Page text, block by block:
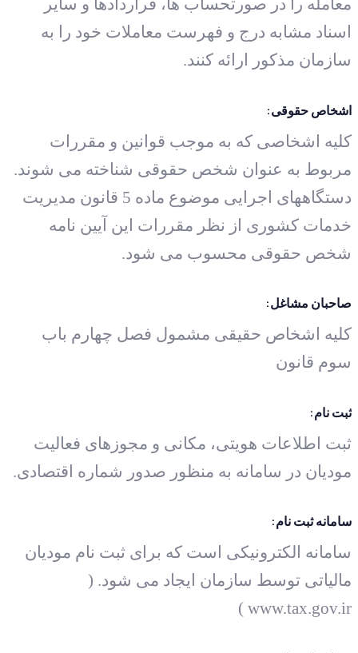
معامله را در صورتحساب ها، قراردادها و سایر
اسناد مشابه درج و فهرست معاملات خود را به
سازمان مذکور ارائه کنند.
اشخاص حقوقی:
کلیه اشخاصی که به موجب قوانین و مقررات
مربوط به عنوان شخص حقوقی شناخته می شوند.
دستگاههای اجرایی موضوع ماده 5 قانون مدیریت
خدمات کشوری از نظر مقررات این آیین نامه
شخص حقوقی محسوب می شود.
صاحبان مشاغل:
کلیه اشخاص حقیقی مشمول فصل چهارم باب
سوم قانون
ثبت نام:
ثبت اطلاعات هویتی، مکانی و مجوزهای فعالیت
مودیان در سامانه به منظور صدور شماره اقتصادی.
سامانه ثبت نام:
سامانه الکترونیکی است که برای ثبت نام مودیان
مالیاتی توسط سازمان ایجاد می شود. (
www.tax.gov.ir )